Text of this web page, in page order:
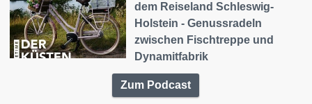
dem Reiseland Schleswig-
Holstein - Genussradeln
zwischen Fischtreppe und
Dynamitfabrik
Zum Podcast